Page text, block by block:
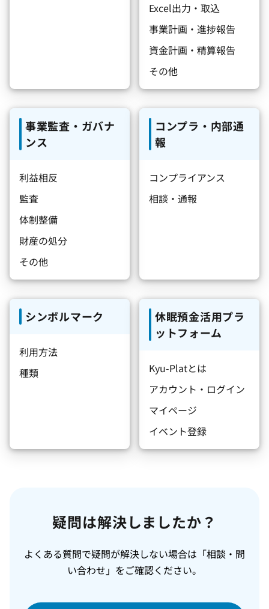
Excel出力・取込
事業計画・進捗報告
資金計画・精算報告
その他
事業監査・ガバナ
ンス
利益相反
監査
体制整備
財産の処分
その他
コンプラ・内部通
報
コンプライアンス
相談・通報
シンボルマーク
利用方法
種類
休眠預金活用プラ
ットフォーム
Kyu-Platとは
アカウント・ログイン
マイページ
イベント登録
疑問は解決しましたか？
よくある質問で疑問が解決しない場合は「相談・問
い合わせ」をご確認ください。